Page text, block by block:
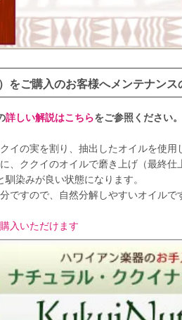
をご購入のお客様へメンテナンス
詳しい解説はこちらをご参照ください。
イの実を割り、抽出したオイルを使
、ククイのオイルで磨き上げ（最終
染みが良い状態になります。
ですので、自然分解しやすいオイル
入いただけます